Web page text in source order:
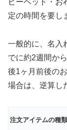
ビーベッド・お
定の時間を要し
一般的に、名入
でに約2週間か
後1ヶ月前後の
場合は、逆算し
注文アイテムの種類